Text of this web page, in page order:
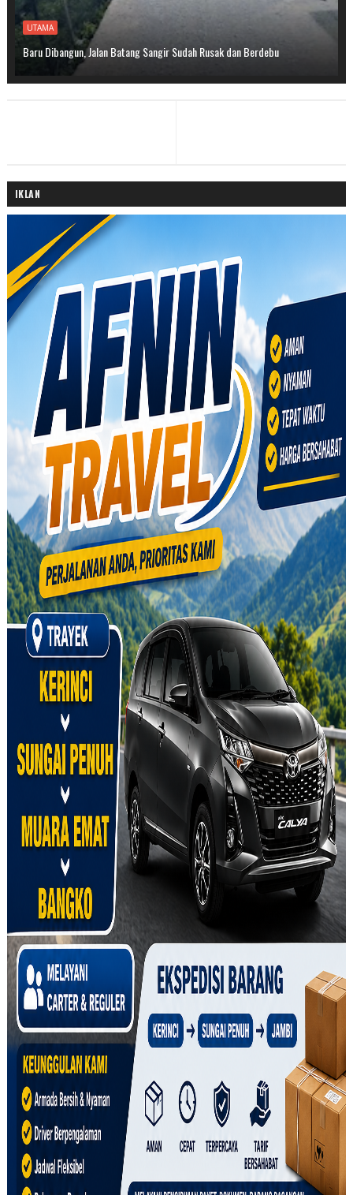
UTAMA
Baru Dibangun, Jalan Batang Sangir Sudah Rusak dan Berdebu
IKLAN